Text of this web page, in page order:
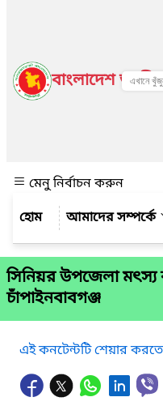
বাংলাদেশ
মেনু নির্বাচন করুন
আমাদের সম্পর্কে
সিনিয়র উপজেলা মৎস্য
চাঁপাইনবাবগঞ্জ
এই কনটেন্টটি শেয়ার